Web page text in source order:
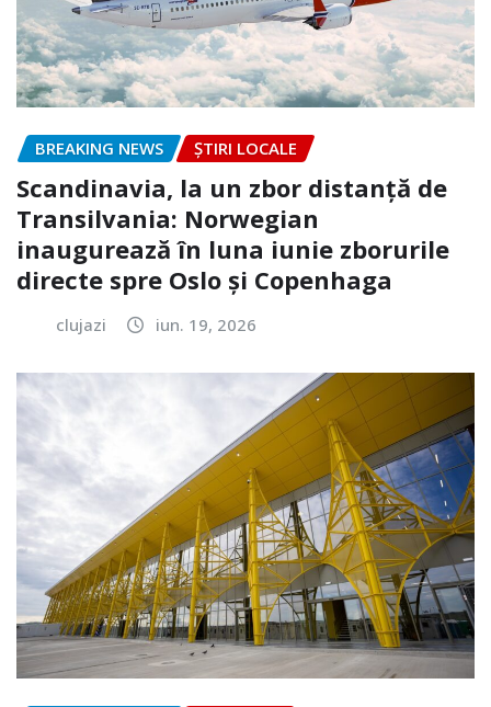
BREAKING NEWS ȘTIRI LOCALE
Scandinavia, la un zbor distanță de
Transilvania: Norwegian
inaugurează în luna iunie zborurile
directe spre Oslo și Copenhaga
clujazi iun. 19, 2026